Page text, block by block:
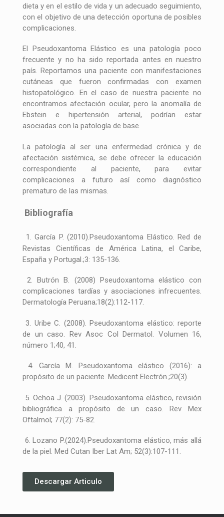
dieta y en el estilo de vida y un adecuado seguimiento,
con el objetivo de una detección oportuna de posibles
complicaciones.
El Pseudoxantoma Elástico es una patología poco
frecuente y no ha sido reportada antes en nuestro
país. Reportamos una paciente con manifestaciones
cutáneas que fueron confirmadas con examen
histopatológico. En el caso de nuestra paciente no
encontramos afectación ocular, pero la anomalía de
Ebstein e hipertensión arterial, podrían estar
asociadas con la patología de base.
La patología al ser una enfermedad crónica y de
afectación sistémica, se debe ofrecer la educación
correspondiente al paciente, para evitar
complicaciones a futuro así como diagnóstico
prematuro de las mismas.
Bibliografía
1. García P. (2010).Pseudoxantoma Elástico. Red de
Revistas Científicas de América Latina, el Caribe,
España y Portugal.;3: 135-136.
2. Butrón B. (2008) Pseudoxantoma elástico con
complicaciones tardías y asociaciones infrecuentes.
Dermatología Peruana;18(2):112-117.
3. Uribe C. (2008). Pseudoxantoma elástico: reporte
de un caso. Rev Asoc Col Dermatol. Volumen 16,
número 1;40, 41.
4. García M. Pseudoxantoma elástico (2016): a
propósito de un paciente. Medicent Electrón.;20(3).
5. Ochoa J. (2003). Pseudoxantoma elástico, revisión
bibliográfica a propósito de un caso. Rev Mex
Oftalmol; 77(2): 75-82.
6. Lozano P.(2024).Pseudoxantoma elástico, más allá
de la piel. Med Cutan Iber Lat Am; 52(3):107-111.
Descargar Articulo